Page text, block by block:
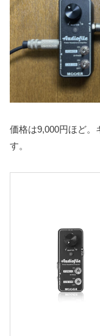
価格は9,000円ほど。
す。